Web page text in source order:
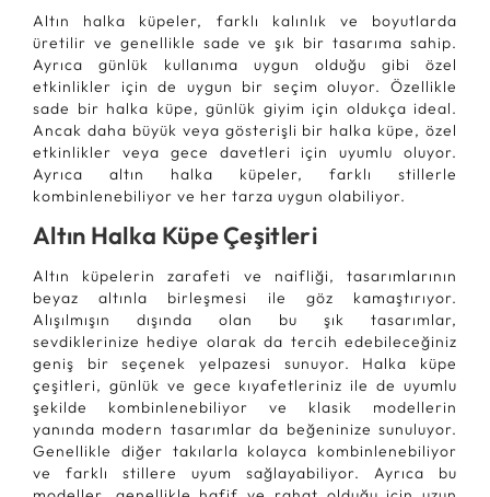
Altın halka küpeler, farklı kalınlık ve boyutlarda
üretilir ve genellikle sade ve şık bir tasarıma sahip.
Ayrıca günlük kullanıma uygun olduğu gibi özel
etkinlikler için de uygun bir seçim oluyor. Özellikle
sade bir halka küpe, günlük giyim için oldukça ideal.
Ancak daha büyük veya gösterişli bir halka küpe, özel
etkinlikler veya gece davetleri için uyumlu oluyor.
Ayrıca altın halka küpeler, farklı stillerle
kombinlenebiliyor ve her tarza uygun olabiliyor.
Altın Halka Küpe Çeşitleri
Altın küpelerin zarafeti ve naifliği, tasarımlarının
beyaz altınla birleşmesi ile göz kamaştırıyor.
Alışılmışın dışında olan bu şık tasarımlar,
sevdiklerinize hediye olarak da tercih edebileceğiniz
geniş bir seçenek yelpazesi sunuyor. Halka küpe
çeşitleri, günlük ve gece kıyafetleriniz ile de uyumlu
şekilde kombinlenebiliyor ve klasik modellerin
yanında modern tasarımlar da beğeninize sunuluyor.
Genellikle diğer takılarla kolayca kombinlenebiliyor
ve farklı stillere uyum sağlayabiliyor. Ayrıca bu